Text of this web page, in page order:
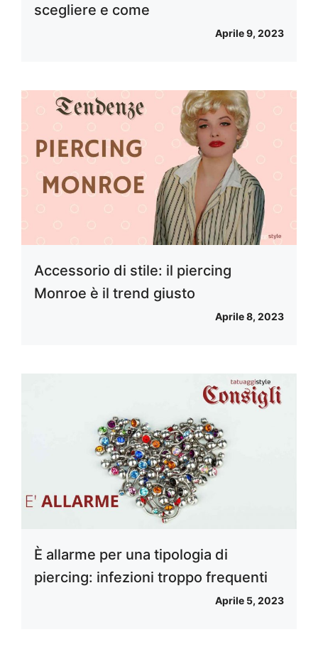
scegliere e come
Aprile 9, 2023
Accessorio di stile: il piercing
Monroe è il trend giusto
Aprile 8, 2023
È allarme per una tipologia di
piercing: infezioni troppo frequenti
Aprile 5, 2023